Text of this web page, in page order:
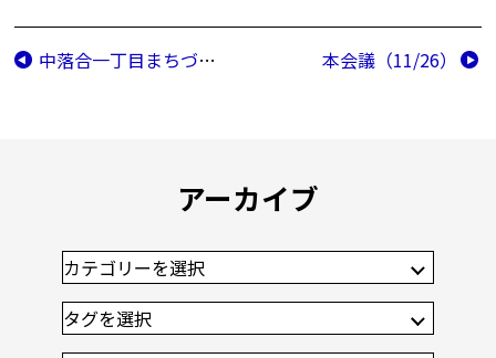
中落合一丁目まちづくり懇談会 本会議（11/26）
アーカイブ